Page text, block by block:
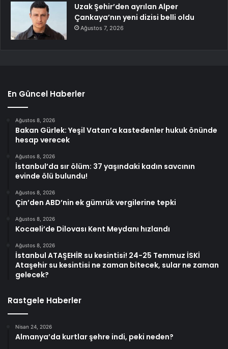
Uzak Şehir’den ayrılan Alper
Çankaya’nın yeni dizisi belli oldu
Ağustos 7, 2026
En Güncel Haberler
Ağustos 8, 2026
Bakan Gürlek: Yeşil Vatan’a kastedenler hukuk önünde
hesap verecek
Ağustos 8, 2026
İstanbul’da sır ölüm: 37 yaşındaki kadın savcının
evinde ölü bulundu!
Ağustos 8, 2026
Çin’den ABD’nin ek gümrük vergilerine tepki
Ağustos 8, 2026
Kocaeli’de Dilovası Kent Meydanı hızlandı
Ağustos 8, 2026
İstanbul ATAŞEHİR su kesintisi! 24-25 Temmuz İSKİ
Ataşehir su kesintisi ne zaman bitecek, sular ne zaman
gelecek?
Rastgele Haberler
Nisan 24, 2026
Almanya’da kurtlar şehre indi, peki neden?